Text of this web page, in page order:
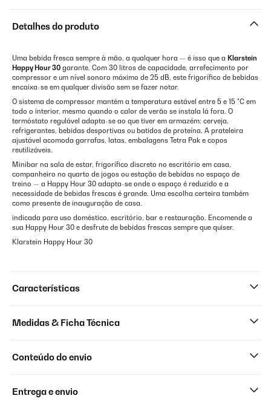
Detalhes do produto
Uma bebida fresca sempre à mão, a qualquer hora — é isso que a Klarstein
Happy Hour 30 garante. Com 30 litros de capacidade, arrefecimento por
compressor e um nível sonoro máximo de 25 dB, este frigorífico de bebidas
encaixa-se em qualquer divisão sem se fazer notar.
O sistema de compressor mantém a temperatura estável entre 5 e 15 °C em
todo o interior, mesmo quando o calor de verão se instala lá fora. O
termóstato regulável adapta-se ao que tiver em armazém: cerveja,
refrigerantes, bebidas desportivas ou batidos de proteína. A prateleira
ajustável acomoda garrafas, latas, embalagens Tetra Pak e copos
reutilizáveis.
Minibar na sala de estar, frigorífico discreto no escritório em casa,
companheiro no quarto de jogos ou estação de bebidas no espaço de
treino — a Happy Hour 30 adapta-se onde o espaço é reduzido e a
necessidade de bebidas frescas é grande. Uma escolha certeira também
como presente de inauguração de casa.
indicada para uso doméstico, escritório, bar e restauração. Encomende a
sua Happy Hour 30 e desfrute de bebidas frescas sempre que quiser.
Klarstein Happy Hour 30
Características
Medidas & Ficha Técnica
Conteúdo do envio
Entrega e envio